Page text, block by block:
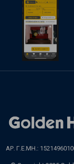
ΑΡ. Γ.Ε.ΜΗ.: